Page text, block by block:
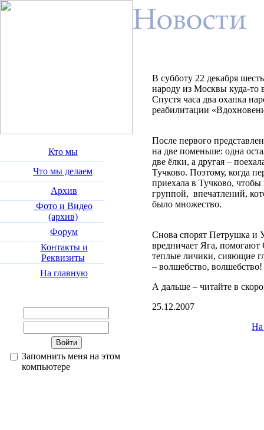
Кто мы
Что мы делаем
Архив
Фото и Видео
(архив)
Форум
Контакты и
Реквизиты
На главную
Запомнить меня на этом
компьютере
В субботу 22 декабря
народу из Москвы куда-то
Спустя часа два охапка
реабилитации
После первого
на две поменьше: одна
две ёлки, а другая –
Тучково. Поэтому, когда
приехала в Тучково, чтобы
группой, впечатлений,
было множество.
Снова спорят Петрушка и
вредничает Яга,
теплые личики, сияющие
– волшебство, волшебство!
А дальше – читайте в
25.12.2007
На